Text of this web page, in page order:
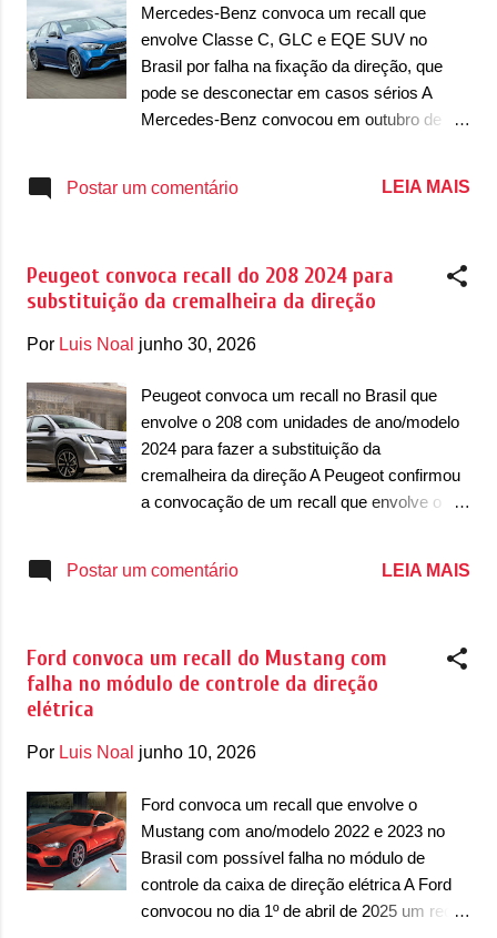
Mercedes-Benz convoca um recall que
envolve Classe C, GLC e EQE SUV no
Brasil por falha na fixação da direção, que
pode se desconectar em casos sérios A
Mercedes-Benz convocou em outubro de
De acordo com informações, o chamado
modelo. A falha está na fixação da direção,
que pode se voltar em alguns casos mais
versão 200, com ano/modelo 2024 e
produzida em fevereiro de 2024, e a versão
300, com ano/modelo 2024 e produzida de
igual forma em fevereiro de 2024. Já no caso
do GLC, envolve duas versões também. A
primeira delas é a 300, com ano/modelo
2024 e 2025 que foram produzidas entre
versão 43 AMG possui ano/modelo 2024 e
envolvido é da versão 300, com ano/modelo
2023...
Postar um comentário LEIA MAIS
Peugeot convoca recall do 208 2024 para
substituição da cremalheira da direção
Por Luis Noal junho 30, 2026
Peugeot convoca um recall no Brasil que
envolve o 208 com unidades de ano/modelo
2024 para fazer a substituição da
cremalheira da direção A Peugeot confirmou
a convocação de um recall que envolve o
ano/modelo 2024. Em comunicado, a
julho de 2024 até 17 de setembro de 2024
para fazer a substituição da cremalheira da
opções de motores a combustão do hatch
1.0 12v Turbo 200 CVT. No comunicado, a
Peugeot disse que “foi identificada a
possibilidade da cremalheira da direção
apresentar rachadura o que poderá
comprometer o funcionamento do sistema,
Postar um comentário LEIA MAIS
Ford convoca um recall do Mustang com
falha no módulo de controle da direção
elétrica
Por Luis Noal junho 10, 2026
Ford convoca um recall que envolve o
Mustang com ano/modelo 2022 e 2023 no
Brasil com possível falha no módulo de
controle da caixa de direção elétrica A Ford
convocou no dia 1º de abril de 2025 um recall